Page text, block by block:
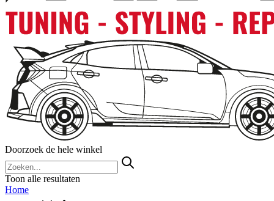
Doorzoek de hele winkel
Toon alle resultaten
Home